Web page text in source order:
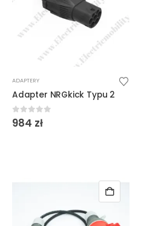
ADAPTERY
Adapter NRGkick Typu 2
0out of 5
984 zł